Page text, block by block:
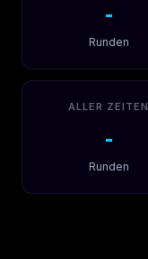
-
Runden
ALLER ZEITEN
-
Runden